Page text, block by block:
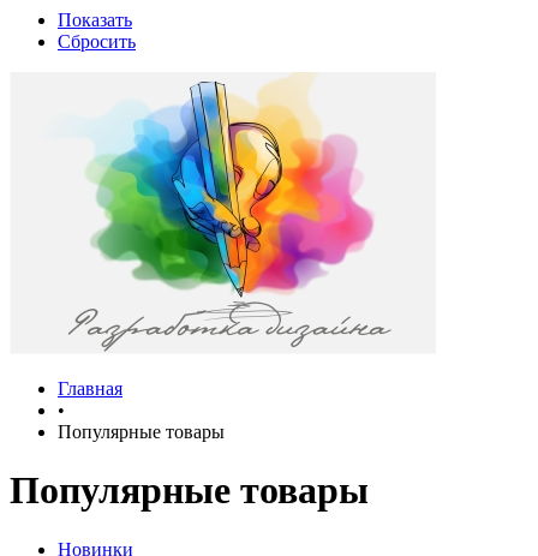
Показать
Сбросить
Главная
•
Популярные товары
Популярные товары
Новинки